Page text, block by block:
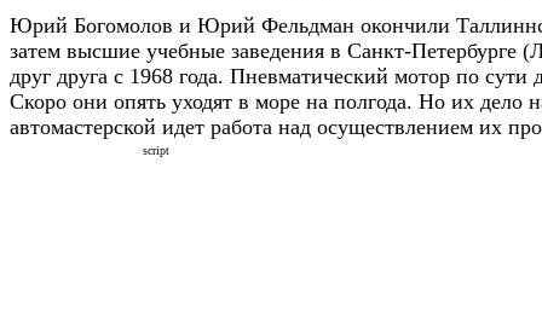
Юрий Богомолов и Юрий Фельдман окончили
затем высшие учебные заведения в Санкт-Петербурге
друг друга с 1968 года. Пневматический мотор по сути
Скоро они опять уходят в море на полгода. Но их дело
автомастерской идет работа над осуществлением их
script